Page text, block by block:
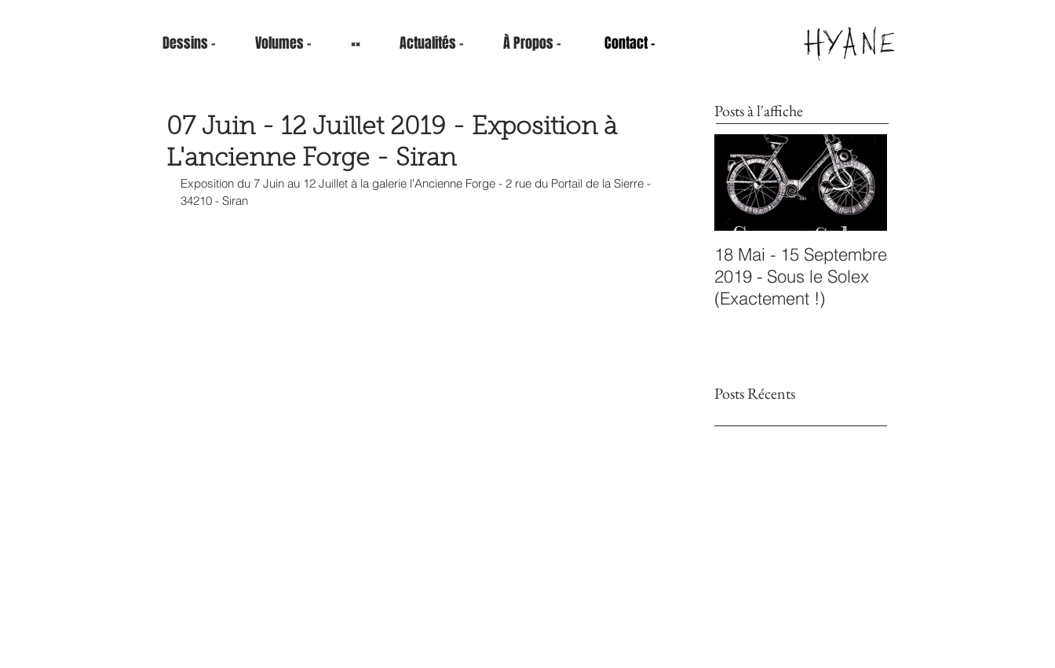
Contact -
Dessins - Volumes - ×× Actualités - À Propos -
07 Juin - 12 Juillet 2019 - Exposition à
L'ancienne Forge - Siran
Exposition du 7 Juin au 12 Juillet à la galerie l'Ancienne Forge - 2 rue du Portail de la Sierre -
34210 - Siran
Posts à l'affiche
18 Mai - 15 Septembre
2019 - Sous le Solex
(Exactement !)
Posts Récents